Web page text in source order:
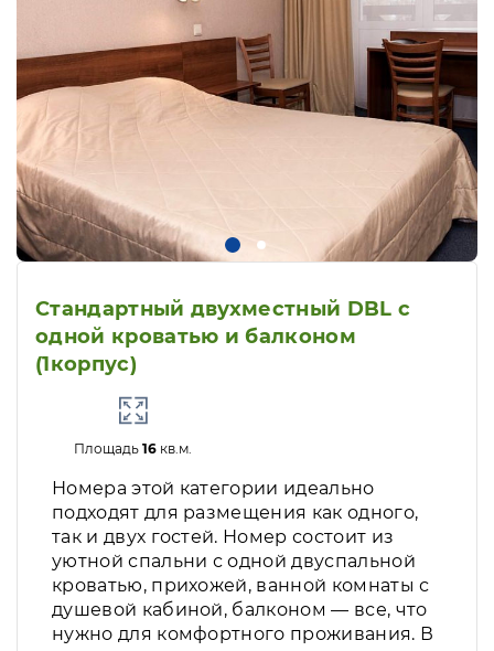
Стандартный двухместный DBL с
одной кроватью и балконом
(1корпус)
Площадь16 кв.м.
Номера этой категории идеально
подходят для размещения как одного,
так и двух гостей. Номер состоит из
уютной спальни с одной двуспальной
кроватью, прихожей, ванной комнаты с
душевой кабиной, балконом — все, что
нужно для комфортного проживания. В